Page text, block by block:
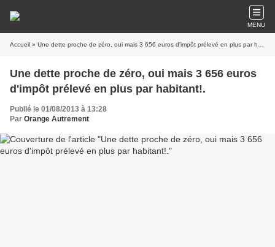
MENU
Accueil » Une dette proche de zéro, oui mais 3 656 euros d'impôt prélevé en plus par habitant!.
Une dette proche de zéro, oui mais 3 656 euros
d'impôt prélevé en plus par habitant!.
Publié le 01/08/2013 à 13:28
Par Orange Autrement